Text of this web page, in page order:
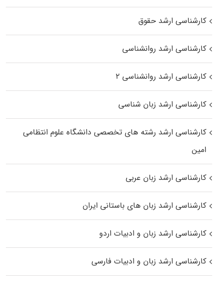
کارشناسی ارشد حقوق
کارشناسی ارشد روانشناسی
کارشناسی ارشد روانشناسی ۲
کارشناسی ارشد زبان شناسی
کارشناسی ارشد رﺷﺘﻪ ﻫﺎی تخصصی داﻧﺸﮕﺎه ﻋﻠﻮم انتظامی
اﻣﻴﻦ
کارشناسی ارشد زبان عربی
کارشناسی ارشد زبان‌ های باستانی ایران
کارشناسی ارشد زبان و ادبیات اردو
کارشناسی ارشد زبان و ادبیات فارسی